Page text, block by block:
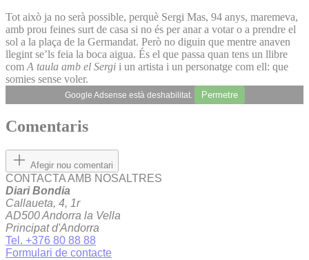
Tot això ja no serà possible, perquè Sergi Mas, 94 anys, maremeva,
amb prou feines surt de casa si no és per anar a votar o a prendre el
sol a la plaça de la Germandat. Però no diguin que mentre anaven
llegint se’ls feia la boca aigua. És el que passa quan tens un llibre
com A taula amb el Sergi i un artista i un personatge com ell: que
somies sense voler.
Google Adsense està deshabilitat. Permetre
Comentaris
Afegir nou comentari
CONTACTA AMB NOSALTRES
Diari Bondia
Callaueta, 4, 1r
AD500 Andorra la Vella
Principat d'Andorra
Tel. +376 80 88 88
Formulari de contacte